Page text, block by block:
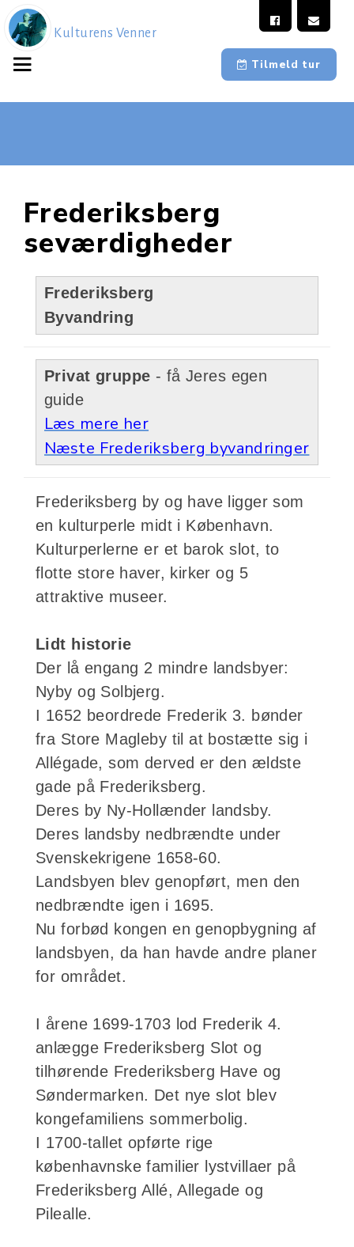
Kulturens Venner
Tilmeld tur
Frederiksberg
seværdigheder
Frederiksberg
Byvandring
Privat gruppe - få Jeres egen
guide
Læs mere her
Næste Frederiksberg byvandringer
Frederiksberg by og have ligger som
en kulturperle midt i København.
Kulturperlerne er et barok slot, to
flotte store haver, kirker og 5
attraktive museer.
Lidt historie
Der lå engang 2 mindre landsbyer:
Nyby og Solbjerg.
I 1652 beordrede Frederik 3. bønder
fra Store Magleby til at bostætte sig i
Allégade, som derved er den ældste
gade på Frederiksberg.
Deres by Ny-Hollænder landsby.
Deres landsby nedbrændte under
Svenskekrigene 1658-60.
Landsbyen blev genopført, men den
nedbrændte igen i 1695.
Nu forbød kongen en genopbygning af
landsbyen, da han havde andre planer
for området.
I årene 1699-1703 lod Frederik 4.
anlægge Frederiksberg Slot og
tilhørende Frederiksberg Have og
Søndermarken. Det nye slot blev
kongefamiliens sommerbolig.
I 1700-tallet opførte rige
københavnske familier lystvillaer på
Frederiksberg Allé, Allegade og
Pilealle.